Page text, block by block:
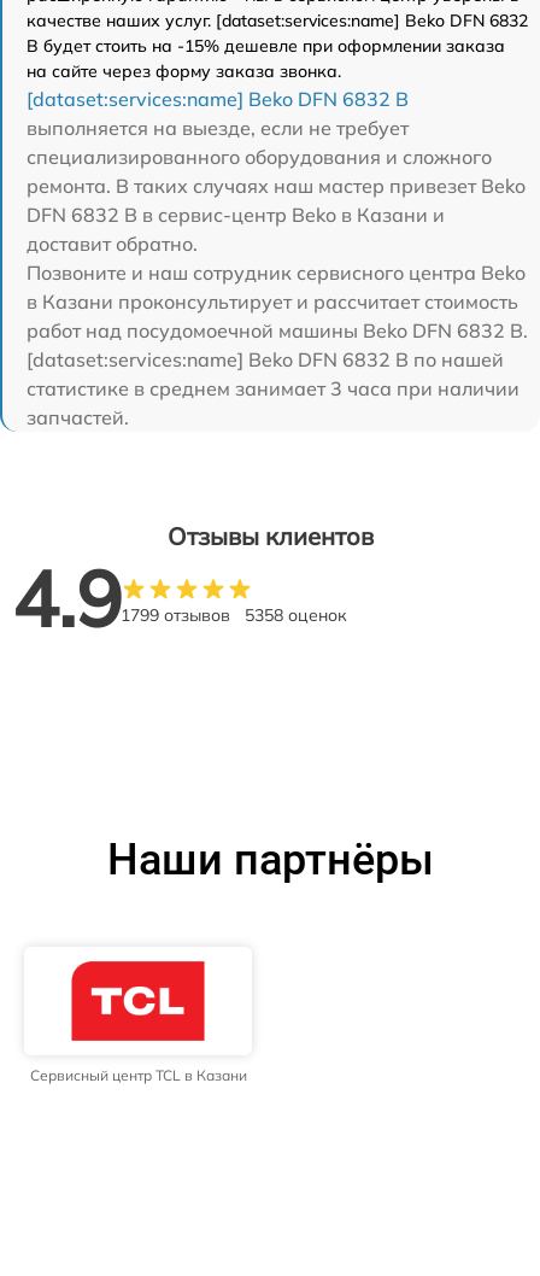
качестве наших услуг. [dataset:services:name] Beko DFN 6832
B будет стоить на -15% дешевле при оформлении заказа
на сайте через форму заказа звонка.
[dataset:services:name] Beko DFN 6832 B
выполняется на выезде, если не требует
специализированного оборудования и сложного
ремонта. В таких случаях наш мастер привезет Beko
DFN 6832 B в сервис-центр Beko в Казани и
доставит обратно.
Позвоните и наш сотрудник сервисного центра Beko
в Казани проконсультирует и рассчитает стоимость
работ над посудомоечной машины Beko DFN 6832 B.
[dataset:services:name] Beko DFN 6832 B по нашей
статистике в среднем занимает 3 часа при наличии
запчастей.
Отзывы клиентов
4.91799 отзывов 5358 оценок
Наши партнёры
Сервисный центр TCL в Казани